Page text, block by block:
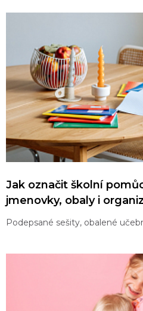
Jak označit školní
jmenovky, obaly i
Podepsané sešity, obalené